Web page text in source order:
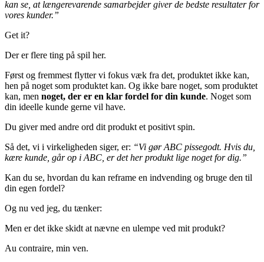
kan se, at længerevarende samarbejder giver de bedste resultater for
vores kunder.”
Get it?
Der er flere ting på spil her.
Først og fremmest flytter vi fokus væk fra det, produktet ikke kan,
hen på noget som produktet kan. Og ikke bare noget, som produktet
kan, men noget, der er en klar fordel for din kunde. Noget som
din ideelle kunde gerne vil have.
Du giver med andre ord dit produkt et positivt spin.
Så det, vi i virkeligheden siger, er: “Vi gør ABC pissegodt. Hvis du,
kære kunde, går op i ABC, er det her produkt lige noget for dig.”
Kan du se, hvordan du kan reframe en indvending og bruge den til
din egen fordel?
Og nu ved jeg, du tænker:
Men er det ikke skidt at nævne en ulempe ved mit produkt?
Au contraire, min ven.